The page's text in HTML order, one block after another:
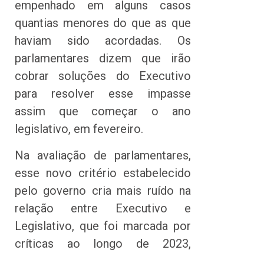
empenhado em alguns casos
quantias menores do que as que
haviam sido acordadas. Os
parlamentares dizem que irão
cobrar soluções do Executivo
para resolver esse impasse
assim que começar o ano
legislativo, em fevereiro.
Na avaliação de parlamentares,
esse novo critério estabelecido
pelo governo cria mais ruído na
relação entre Executivo e
Legislativo, que foi marcada por
críticas ao longo de 2023,